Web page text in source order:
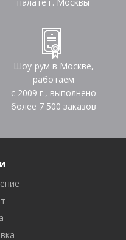
Шоу-рум в Москве,
работаем
с 2009 г., выполнено
более 7 500 заказов